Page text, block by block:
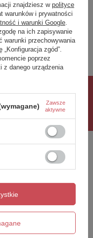
znajdziesz wpolityce
warunków i prywatności
i warunki Google
na ich zapisywanie
warunki przechowywania
zgód”.
poprzez
z danego urządzenia
Zawsze
aktywne